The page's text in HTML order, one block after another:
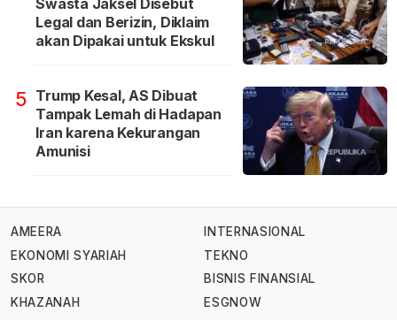
Swasta Jaksel Disebut
Legal dan Berizin, Diklaim
akan Dipakai untuk Ekskul
5 Trump Kesal, AS Dibuat
Tampak Lemah di Hadapan
Iran karena Kekurangan
Amunisi
AMEERA
EKONOMI SYARIAH
SKOR
KHAZANAH
INTERNASIONAL
TEKNO
BISNIS FINANSIAL
ESGNOW